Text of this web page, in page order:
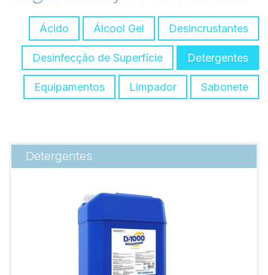
Ácido Álcool Gel Desincrustantes
Desinfecção de Superfície Detergentes
Equipamentos Limpador Sabonete
Detergentes